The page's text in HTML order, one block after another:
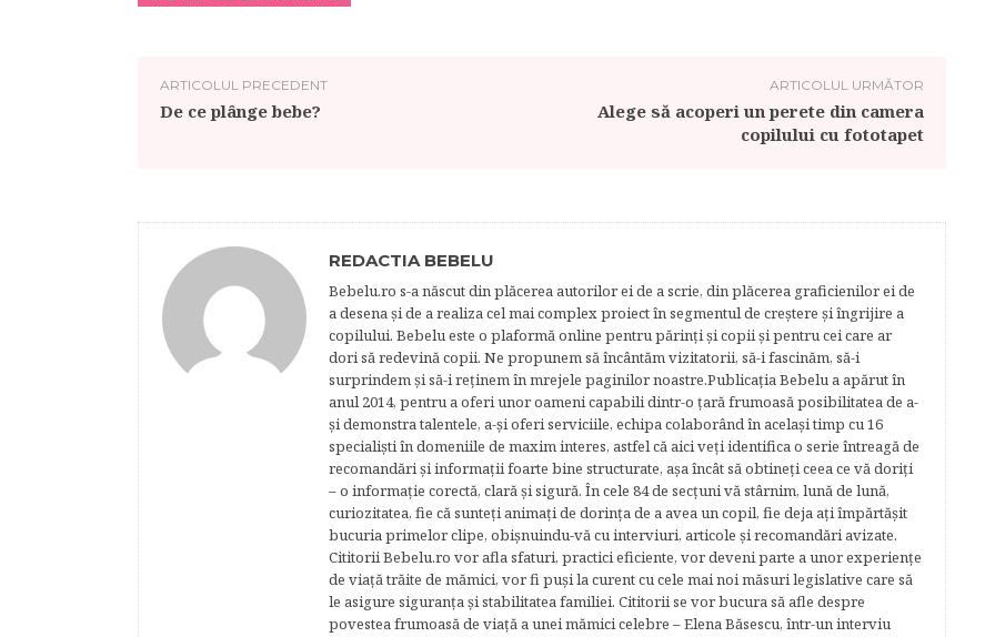
ARTICOLUL PRECEDENT
De ce plânge bebe?
ARTICOLUL URMĂTOR
Alege să acoperi un perete din camera
copilului cu fototapet
REDACTIA BEBELU
Bebelu.ro s-a născut din plăcerea autorilor ei de a scrie, din plăcerea graficienilor ei de
a desena şi de a realiza cel mai complex proiect în segmentul de creştere şi îngrijire a
copilului. Bebelu este o plaformă online pentru părinţi şi copii şi pentru cei care ar
dori să redevină copii. Ne propunem să încântăm vizitatorii, să-i fascinăm, să-i
surprindem şi să-i reţinem în mrejele paginilor noastre.​ Publicația Bebelu a apărut în
anul 2014, pentru a oferi unor oameni capabili dintr-o ţară frumoasă posibilitatea de a-
şi demonstra talentele, a-şi oferi serviciile, echipa colaborând în acelaşi timp cu 16
specialişti în domeniile de maxim interes, astfel că aici veţi identifica o serie întreagă de
recomandări şi informaţii foarte bine structurate, aşa încât să obtineţi ceea ce vă doriţi
– o informaţie corectă, clară şi sigură. În cele 84 de secțuni vă stârnim, lună de lună,
curiozitatea, fie că sunteţi animaţi de dorinţa de a avea un copil, fie deja aţi împărtăşit
bucuria primelor clipe, obişnuindu-vă cu interviuri, articole şi recomandări avizate.
Cititorii Bebelu.ro vor afla sfaturi, practici eficiente, vor deveni parte a unor experienţe
de viaţă trăite de mămici, vor fi puşi la curent cu cele mai noi măsuri legislative care să
le asigure siguranţa şi stabilitatea familiei. Cititorii se vor bucura să afle despre
povestea frumoasă de viață a unei mămici celebre – Elena Băsescu, într-un interviu